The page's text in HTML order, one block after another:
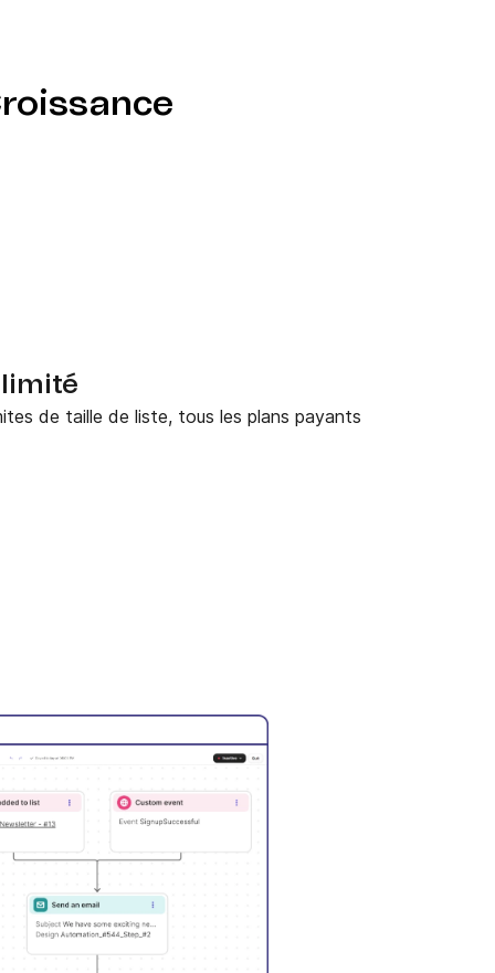
de taille de liste, tous les plans payants